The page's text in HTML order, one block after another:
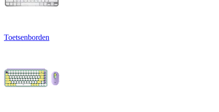
Toetsenborden